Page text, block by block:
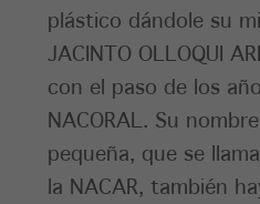
plástico dándole su
JACINTO OLLOQUI
con el paso de los
NACORAL. Su
pequeña, que se
la NACAR, también